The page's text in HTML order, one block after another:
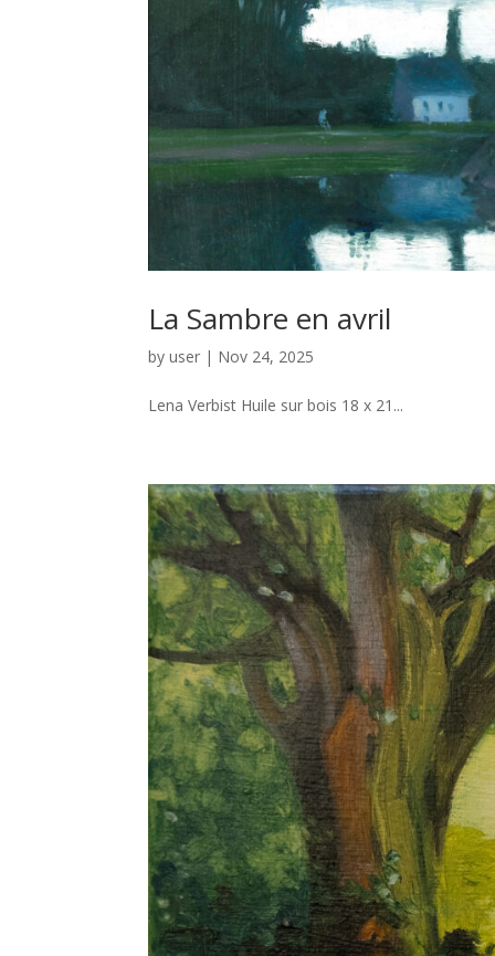
La Sambre en avril
byuser | Nov 24, 2025
Lena Verbist Huile sur bois 18 x 21...